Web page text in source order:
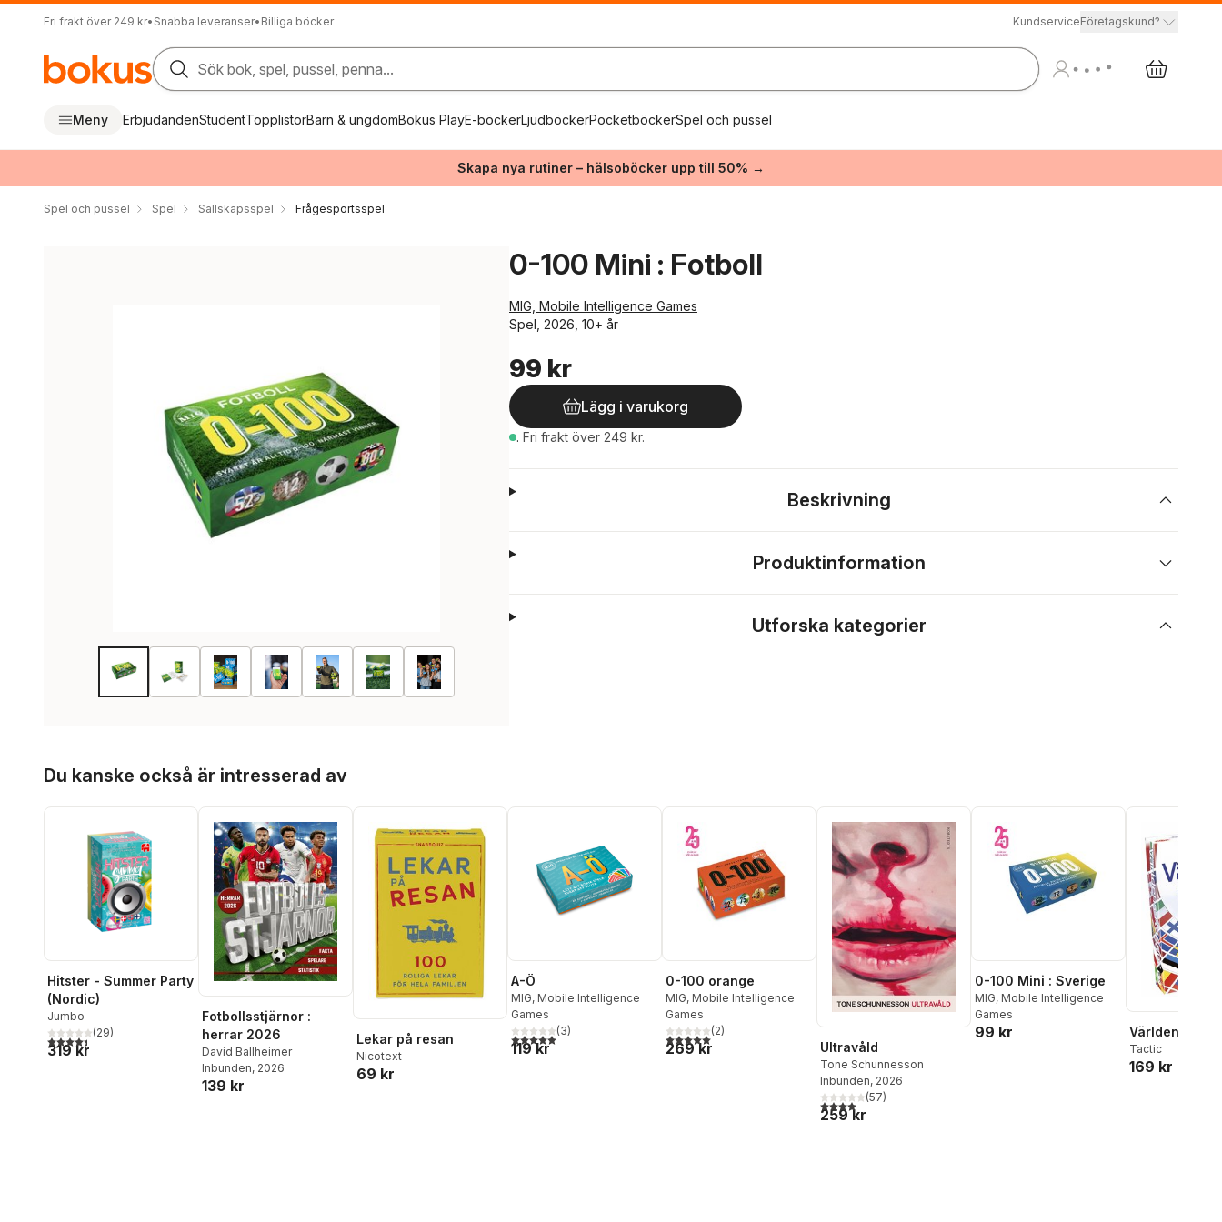
Fri frakt över 249 kr• Snabba leveranser• Billiga böcker KundserviceFöretagskund?
Sök bok, spel, pussel, penna...
Meny ErbjudandenStudentTopplistorBarn & ungdomBokus PlayE-böckerLjudböckerPocketböckerSpel och pussel
Skapa nya rutiner – hälsoböcker upp till 50% →
Spel och pussel Spel Sällskapsspel Frågesportsspel
0-100 Mini : Fotboll
MIG, Mobile Intelligence Games
Spel, 2026, 10+ år
99 kr
Lägg i varukorg
. Fri frakt över 249 kr.
Beskrivning
Produktinformation
Utforska kategorier
Du kanske också är intresserad av
Hitster - Summer Party
(Nordic)
Jumbo
4,4utav 5 stjärnor. Totalt antal röster:
(29)
319 kr
Fotbollsstjärnor :
herrar 2026
David Ballheimer
Inbunden, 2026
139 kr
Lekar på resan
Nicotext
69 kr
A-Ö
MIG, Mobile Intelligence
Games
5,0utav 5 stjärnor. Totalt antal röster:
(3)
119 kr
0-100 orange
MIG, Mobile Intelligence
Games
5,0utav 5 stjärnor. Totalt antal röster:
(2)
269 kr Ultravåld
Tone Schunnesson
Inbunden, 2026
3,9utav 5 stjärnor. Totalt antal röster:
(57)
259 kr
0-100 Mini : Sverige
MIG, Mobile Intelligence
Games
99 kr Världens
Tactic
169 kr